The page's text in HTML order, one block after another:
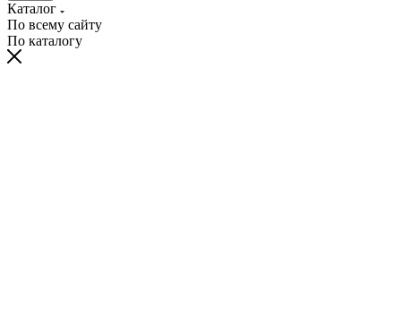
Каталог
По всему сайту
По каталогу